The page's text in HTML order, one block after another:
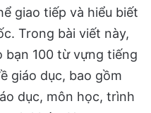
giao tiếp và hiểu biết
Trong bài viết này,
bạn 100 từ vựng tiếng
giáo dục, bao gồm
dục, môn học, trình